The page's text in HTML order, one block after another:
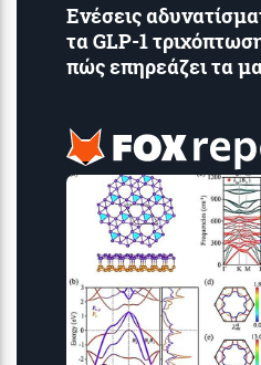
Ενέσεις
τα GLP-1
πώς επηρεάζει τα